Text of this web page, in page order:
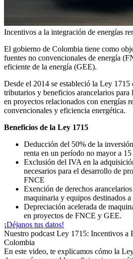
Incentivos a la integración de energías
El gobierno de Colombia tiene como
fuentes no convencionales de energía
eficiente de la energía (GEE).
Desde el 2014 se estableció la Ley
tributarios y beneficios arancelarios para
en proyectos relacionados con energías
convencionales y eficiencia energética.
Beneficios de la Ley 1715
Deducción del 50% de la
renta en un período no mayor a 15
Exclusión del IVA en la
necesarios para el desarrollo de
FNCE
Exención de derechos
maquinaria y equipos destinados a
Depreciación acelerada de
en proyectos de FNCE y GEE.
¡Déjanos tus datos!
Nuestro podcast Ley 1715: Incentivos a
Colombia
En este video, te explicamos cómo la